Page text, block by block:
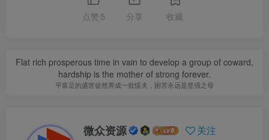
点赞5 分享 收藏
Flat rich prosperous time in vain to develop a group of coward,
hardship is the mother of strong forever.
平富足的盛世徒然养成一批懦夫，困苦永远是坚强之母
微众资源 关注